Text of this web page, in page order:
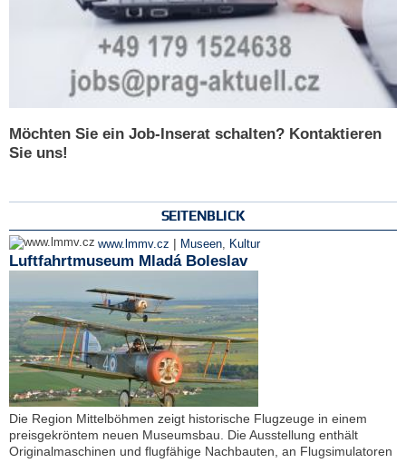
Möchten Sie ein Job-Inserat schalten? Kontaktieren
Sie uns!
SEITENBLICK
www.lmmv.cz | Museen, Kultur
Luftfahrtmuseum Mladá Boleslav
Die Region Mittelböhmen zeigt historische Flugzeuge in einem
preisgekröntem neuen Museumsbau. Die Ausstellung enthält
Originalmaschinen und flugfähige Nachbauten, an Flugsimulatoren